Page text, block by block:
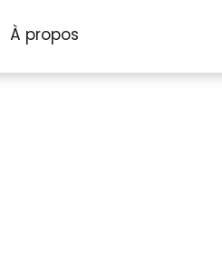
À propos